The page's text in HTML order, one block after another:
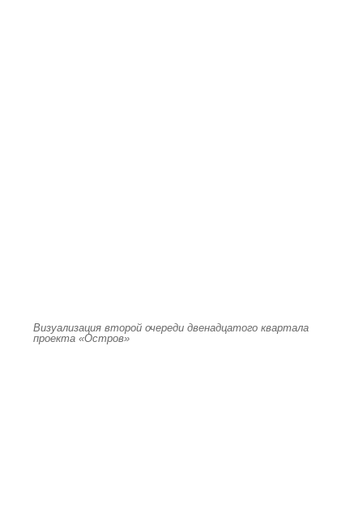
Визуализация второй очереди двенадцатого квартала
проекта «Остров»